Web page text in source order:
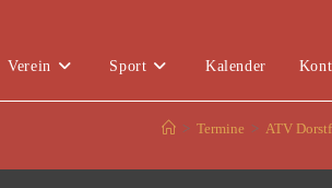
Verein Sport Kalender
> Termine > ATV